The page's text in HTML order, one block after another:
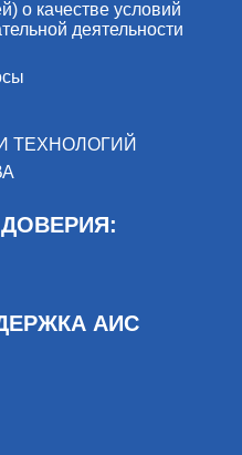
о качестве условий
деятельности
ТЕХНОЛОГИЙ
АИС